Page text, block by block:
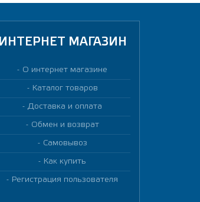
ИНТЕРНЕТ МАГАЗИН
О интернет магазине
Каталог товаров
Доставка и оплата
Обмен и возврат
Самовывоз
Как купить
Регистрация пользователя